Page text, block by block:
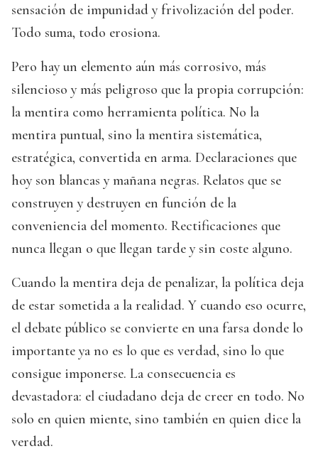
sensación de impunidad y frivolización del poder.
Todo suma, todo erosiona.
Pero hay un elemento aún más corrosivo, más
silencioso y más peligroso que la propia corrupción:
la mentira como herramienta política. No la
mentira puntual, sino la mentira sistemática,
estratégica, convertida en arma. Declaraciones que
hoy son blancas y mañana negras. Relatos que se
construyen y destruyen en función de la
conveniencia del momento. Rectificaciones que
nunca llegan o que llegan tarde y sin coste alguno.
Cuando la mentira deja de penalizar, la política deja
de estar sometida a la realidad. Y cuando eso ocurre,
el debate público se convierte en una farsa donde lo
importante ya no es lo que es verdad, sino lo que
consigue imponerse. La consecuencia es
devastadora: el ciudadano deja de creer en todo. No
solo en quien miente, sino también en quien dice la
verdad.